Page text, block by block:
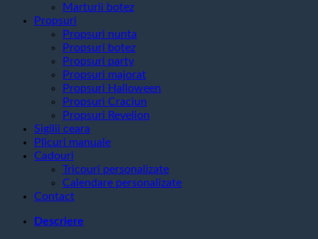
Marturii botez
Propsuri
Propsuri nunta
Propsuri botez
Propsuri party
Propsuri majorat
Propsuri Halloween
Propsuri Craciun
Propsuri Revelion
Sigilii ceara
Plicuri manuale
Cadouri
Tricouri personalizate
Calendare personalizate
Contact
Descriere